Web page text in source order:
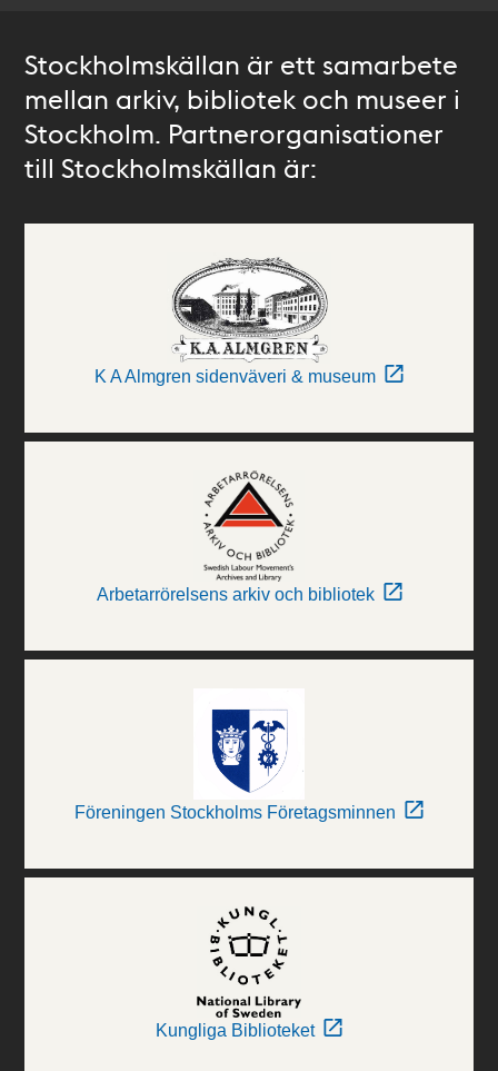
Stockholmskällan är ett samarbete
mellan arkiv, bibliotek och museer i
Stockholm. Partnerorganisationer
till Stockholmskällan är:
K A Almgren sidenväveri & museum
Arbetarrörelsens arkiv och bibliotek
Föreningen Stockholms Företagsminnen
Kungliga Biblioteket